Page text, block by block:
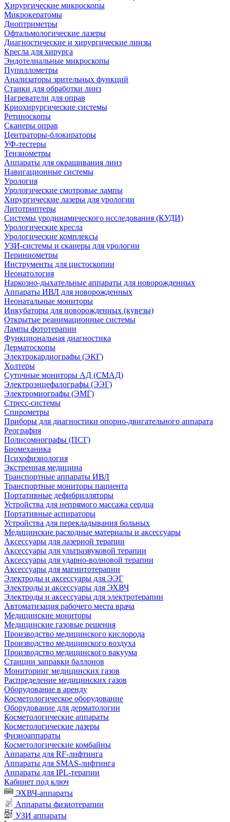
Хирургические микроскопы
Микрокератомы
Диоптриметры
Офтальмологические лазеры
Диагностические и хирургические линзы
Кресла для хирурга
Эндотелиальные микроскопы
Пупиллометры
Анализаторы зрительных функций
Станки для обработки линз
Нагреватели для оправ
Криохирургические системы
Ретиноскопы
Сканеры оправ
Центраторы-блокираторы
УФ-тестеры
Тензиометры
Аппараты для окрашивания линз
Навигационные системы
Урология
Урологические смотровые лампы
Хирургические лазеры для урологии
Литотриптеры
Системы уродинамического исследования (КУДИ)
Урологические кресла
Урологические комплексы
УЗИ-системы и сканеры для урологии
Периниометры
Инструменты для цистоскопии
Неонатология
Наркозно-дыхательные аппараты для новорожденных
Аппараты ИВЛ для новорожденных
Неонатальные мониторы
Инкубаторы для новорожденных (кувезы)
Открытые реанимационные системы
Лампы фототерапии
Функциональная диагностика
Дерматоскопы
Электрокардиографы (ЭКГ)
Холтеры
Суточные мониторы АД (СМАД)
Электроэнцефалографы (ЭЭГ)
Электромиографы (ЭМГ)
Стресс-системы
Спирометры
Приборы для диагностики опорно-двигательного аппарата
Реография
Полисомнографы (ПСГ)
Биомеханика
Психофизиология
Экстренная медицина
Транспортные аппараты ИВЛ
Транспортные мониторы пациента
Портативные дефибрилляторы
Устройства для непрямого массажа сердца
Портативные аспираторы
Устройства для перекладывания больных
Медицинские расходные материалы и аксессуары
Аксессуары для лазерной терапии
Аксессуары для ультразвуковой терапии
Аксессуары для ударно-волновой терапии
Аксессуары для магнитотерапии
Электроды и аксессуары для ЭЭГ
Электроды и аксессуары для ЭХВЧ
Электроды и аксессуары для электротерапии
Автоматизация рабочего места врача
Медицинские мониторы
Медицинские газовые решения
Производство медицинского кислорода
Производство медицинского воздуха
Производство медицинского вакуума
Станции заправки баллонов
Мониторинг медицинских газов
Распределение медицинских газов
Оборудование в аренду
Косметологическое оборудование
Оборудование для дерматологии
Косметологические аппараты
Косметологические лазеры
Физиоаппараты
Косметологические комбайны
Аппараты для RF-лифтинга
Аппараты для SMAS-лифтинга
Аппараты для IPL-терапии
Кабинет под ключ
ЭХВЧ-аппараты
Аппараты физиотерапии
УЗИ аппараты